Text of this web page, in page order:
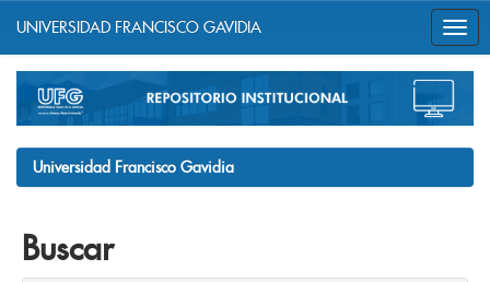
navigation
UNIVERSIDAD FRANCISCO GAVIDIA
Universidad Francisco Gavidia
Buscar